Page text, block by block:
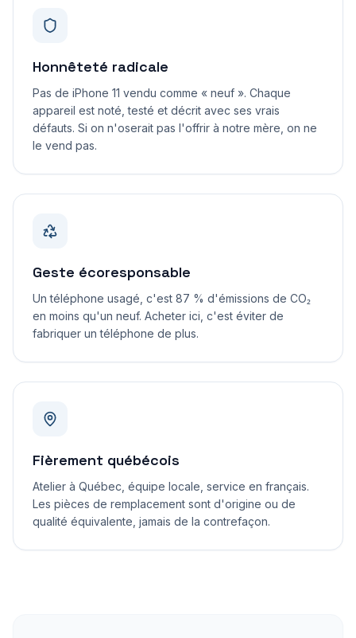
Honnêteté radicale
Pas de iPhone 11 vendu comme « neuf ». Chaque
appareil est noté, testé et décrit avec ses vrais
défauts. Si on n'oserait pas l'offrir à notre mère, on ne
le vend pas.
Geste écoresponsable
Un téléphone usagé, c'est 87 % d'émissions de CO₂
en moins qu'un neuf. Acheter ici, c'est éviter de
fabriquer un téléphone de plus.
Fièrement québécois
Atelier à Québec, équipe locale, service en français.
Les pièces de remplacement sont d'origine ou de
qualité équivalente, jamais de la contrefaçon.